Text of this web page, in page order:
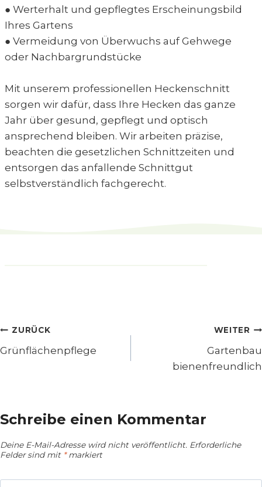
● Werterhalt und gepflegtes Erscheinungsbild
Ihres Gartens
● Vermeidung von Überwuchs auf Gehwege
oder Nachbargrundstücke
Mit unserem professionellen Heckenschnitt
sorgen wir dafür, dass Ihre Hecken das ganze
Jahr über gesund, gepflegt und optisch
ansprechend bleiben. Wir arbeiten präzise,
beachten die gesetzlichen Schnittzeiten und
entsorgen das anfallende Schnittgut
selbstverständlich fachgerecht.
Beitragsnavigation
ZURÜCK
Grünflächenpflege
WEITER
Gartenbau
bienenfreundlich
Schreibe einen Kommentar
Deine E-Mail-Adresse wird nicht veröffentlicht. Erforderliche
Felder sind mit *markiert